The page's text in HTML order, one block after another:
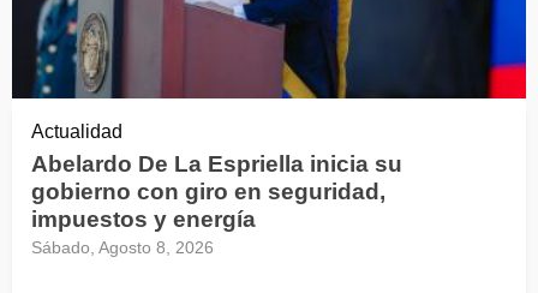
Actualidad
Abelardo De La Espriella inicia su
gobierno con giro en seguridad,
impuestos y energía
Sábado, Agosto 8, 2026